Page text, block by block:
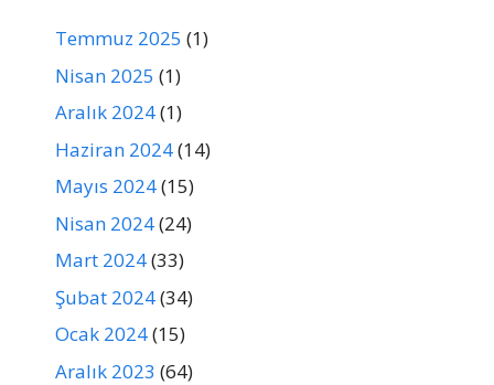
Temmuz 2025 (1)
Nisan 2025 (1)
Aralık 2024(1)
Haziran 2024(14)
Mayıs 2024(15)
Nisan 2024(24)
Mart 2024(33)
Şubat 2024(34)
Ocak 2024(15)
Aralık 2023 (64)